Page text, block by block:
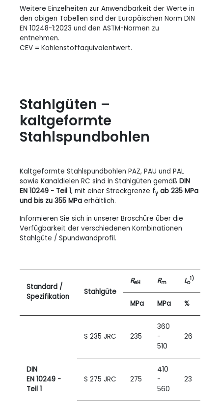
Weitere Einzelheiten zur Anwendbarkeit der Werte in
den obigen Tabellen sind der Europäischen Norm DIN
EN 10248-1:2023 und den ASTM-Normen zu
entnehmen.
CEV = Kohlenstoffäquivalentwert.
Stahlgüten –
kaltgeformte
Stahlspundbohlen
Kaltgeformte Stahlspundbohlen PAZ, PAU und PAL
sowie Kanaldielen RC sind in Stahlgüten gemäß DIN
EN 10249 - Teil 1, mit einer Streckgrenze fy ab 235 MPa
und bis zu 355 MPa erhältlich.
Informieren Sie sich in unserer Broschüre über die
Verfügbarkeit der verschiedenen Kombinationen
Stahlgüte / Spundwandprofil.
Standard /
Spezifikation
Stahlgüte
ReH Rm Lo
1)
MPa MPa %
DIN
EN 10249 -
Teil 1
S 235 JRC 235
360
-
510
26
S 275 JRC 275
410
-
560
23